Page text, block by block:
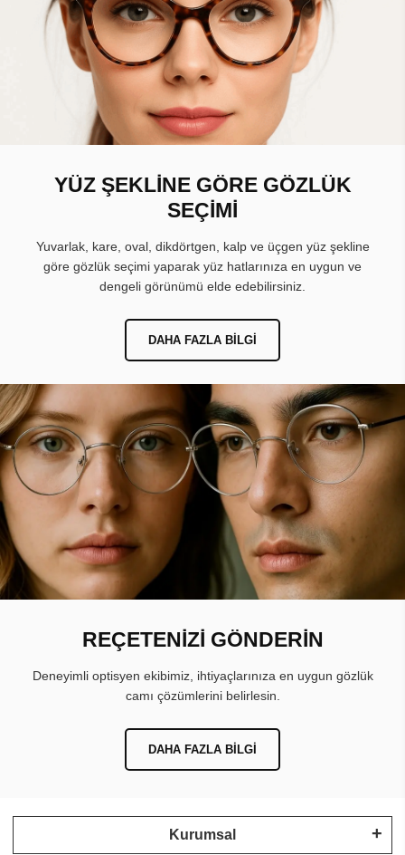
YÜZ ŞEKLİNE GÖRE GÖZLÜK
SEÇİMİ
Yuvarlak, kare, oval, dikdörtgen, kalp ve üçgen yüz şekline
göre gözlük seçimi yaparak yüz hatlarınıza en uygun ve
dengeli görünümü elde edebilirsiniz.
DAHA FAZLA BILGI
REÇETENİZİ GÖNDERİN
Deneyimli optisyen ekibimiz, ihtiyaçlarınıza en uygun gözlük
camı çözümlerini belirlesin.
DAHA FAZLA BILGI
Kurumsal